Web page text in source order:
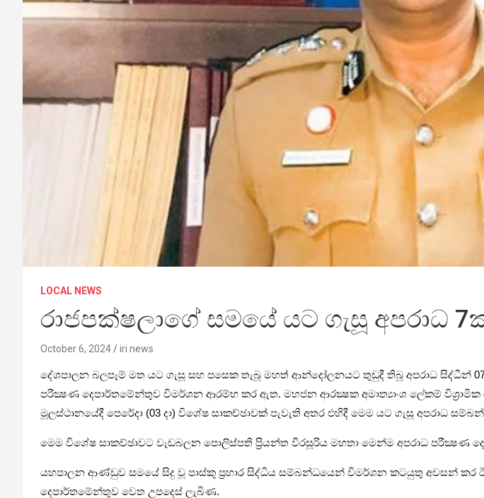
LOCAL NEWS
රාජපක්ෂලාගේ සමයේ යට ගැසූ අපරාධ
October 6, 2024 iri news
දේශපාලන බලපෑම් මත යට ගැසූ සහ පසෙක තැබූ මහත් ආන්දෝලනයට තුඩුදී තිබූ අපරාධ
පරීක්‍ෂණ දෙපාර්තමේන්තුව විමර්ශන ආරම්භ කර ඇත. මහජන ආරක්‍ෂක අමාත්‍යාංශ ලේකම්
මූලස්ථානයේදී පෙරේදා (03 දා) විශේෂ සාකච්ඡාවක් පැවැති අතර එහිදී මෙම යට ගැසූ අපරාධ
මෙම විශේෂ සාකච්ඡාවට වැඩබලන පොලිස්පති ප්‍රියන්ත වීරසූරිය මහතා මෙන්ම අපරාධ පරීක්‍ෂණ
යහපාලන ආණ්ඩුව සමයේ සිදු වූ පාස්කු ප්‍රහාර සිද්ධිය සම්බන්ධයෙන් විමර්ශන කටයුතු අවසන්
දෙපාර්තමේන්තුව වෙත උපදෙස් ලැබිණ.